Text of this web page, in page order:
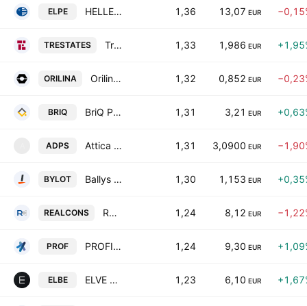
ELPE HELLENiQ ENERGY Holdings S.A. 1,36 13,07 EUR
TRESTATES Trade Estates Real Estate Investment Company 1,33 1,986 EUR
ORILINA Orilina Properties Real Estate Investment Company 1,32 0,852 EUR
BRIQ BriQ Properties Real Estate Investment Company 1,31 3,21 EUR
ADPS Attica Department Stores Single Member S.A. 1,31 3,0900 EUR
BYLOT Ballys Intralot S.A. 1,30 1,153 EUR
REALCONS Real Consulting IT Business Solutions S.A. 1,24 8,12 EUR
PROF PROFILE Systems & Software S.A. 1,24 9,30 EUR
ELBE ELVE S.A. 1,23 6,10 EUR